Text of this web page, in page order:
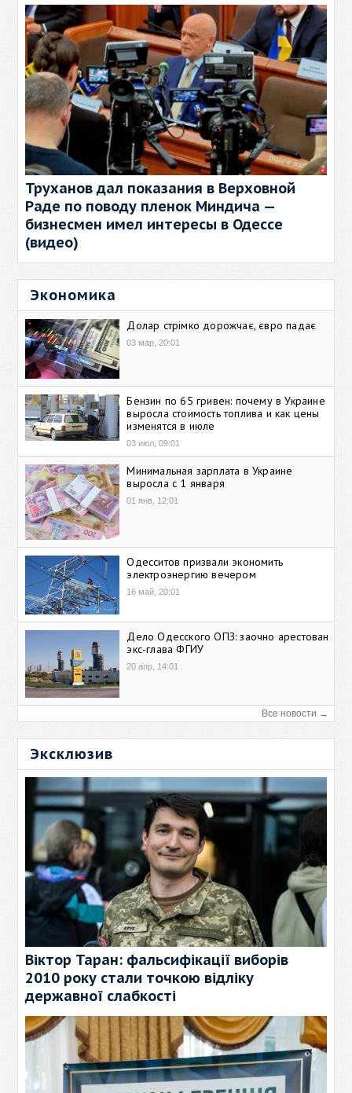
Труханов дал показания в Верховной
Раде по поводу пленок Миндича —
бизнесмен имел интересы в Одессе
(видео)
Экономика
Долар стрімко дорожчає, євро падає
03 мар, 20:01
Бензин по 65 гривен: почему в Украине
выросла стоимость топлива и как цены
изменятся в июле
03 июл, 09:01
Минимальная зарплата в Украине
выросла с 1 января
01 янв, 12:01
Одесситов призвали экономить
электроэнергию вечером
16 май, 20:01
Дело Одесского ОПЗ: заочно арестован
экс-глава ФГИУ
20 апр, 14:01
Все новости →
Эксклюзив
Віктор Таран: фальсифікації виборів
2010 року стали точкою відліку
державної слабкості